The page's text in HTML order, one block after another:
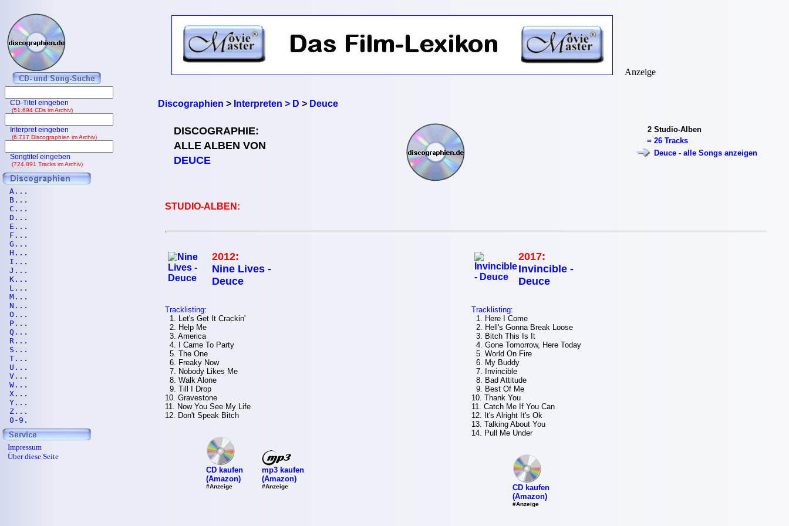
Discographien > Interpreten > D > Deuce
DISCOGRAPHIE:
ALLE ALBEN VON
DEUCE
2 Studio-Alben
= 26 Tracks
Deuce - alle Songs anzeigen
STUDIO-ALBEN:
2012:
Nine Lives -
Deuce
Tracklisting:
1. Let's Get It Crackin'
2. Help Me
3. America
4. I Came To Party
5. The One
6. Freaky Now
7. Nobody Likes Me
8. Walk Alone
9. Till I Drop
10. Gravestone
11. Now You See My Life
12. Don't Speak Bitch
CD kaufen
(Amazon)
#Anzeige
mp3 kaufen
(Amazon)
#Anzeige
2017:
Invincible -
Deuce
Tracklisting:
1. Here I Come
2. Hell's Gonna Break Loose
3. Bitch This Is It
4. Gone Tomorrow, Here Today
5. World On Fire
6. My Buddy
7. Invincible
8. Bad Attitude
9. Best Of Me
10. Thank You
11. Catch Me If You Can
12. It's Alright It's Ok
13. Talking About You
14. Pull Me Under
CD kaufen
(Amazon)
#Anzeige
Anzeige
CD-Titel eingeben
(51.694 CDs im Archiv)
Interpret eingeben
(6.717 Discographien im Archiv)
Songtitel eingeben
(724.891 Tracks im Archiv)
A...
B...
C...
D...
E...
F...
G...
H...
I...
J...
K...
L...
M...
N...
O...
P...
Q...
R...
S...
T...
U...
V...
W...
X...
Y...
Z...
0-9.
Impressum
Über diese Seite